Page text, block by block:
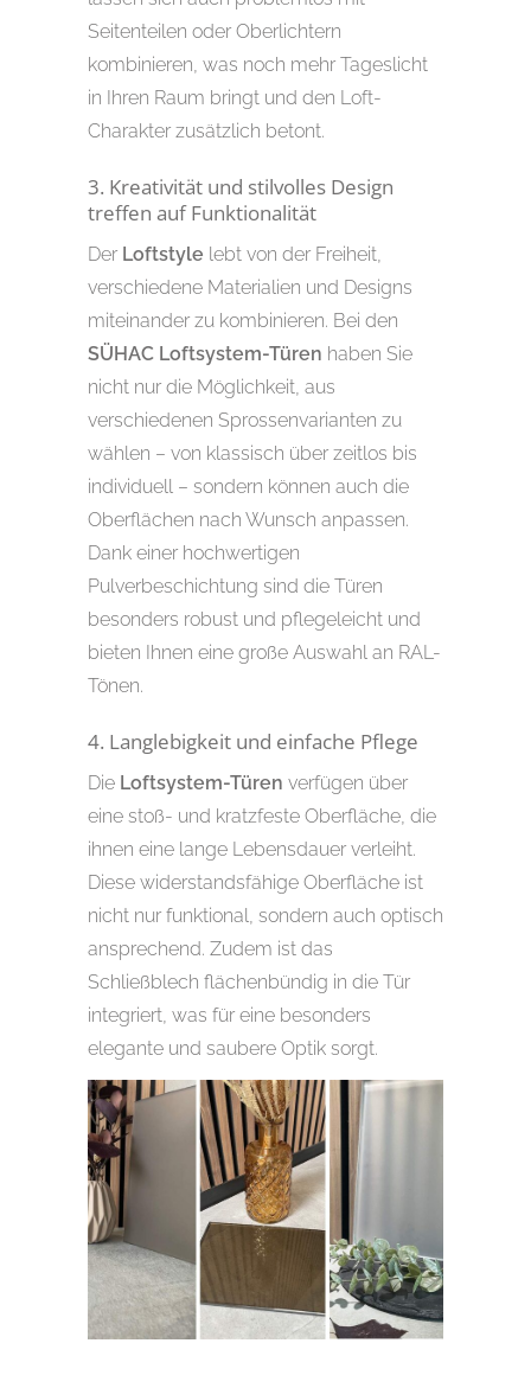
Seitenteilen oder Oberlichtern
kombinieren, was noch mehr Tageslicht
in Ihren Raum bringt und den Loft-
Charakter zusätzlich betont.
3. Kreativität und stilvolles Design
treffen auf Funktionalität
Der Loftstyle lebt von der Freiheit,
verschiedene Materialien und Designs
miteinander zu kombinieren. Bei den
SÜHAC Loftsystem-Türen haben Sie
nicht nur die Möglichkeit, aus
verschiedenen Sprossenvarianten zu
wählen – von klassisch über zeitlos bis
individuell – sondern können auch die
Oberflächen nach Wunsch anpassen.
Dank einer hochwertigen
Pulverbeschichtung sind die Türen
besonders robust und pflegeleicht und
bieten Ihnen eine große Auswahl an RAL-
Tönen.
4. Langlebigkeit und einfache Pflege
Die Loftsystem-Türen verfügen über
eine stoß- und kratzfeste Oberfläche, die
ihnen eine lange Lebensdauer verleiht.
Diese widerstandsfähige Oberfläche ist
nicht nur funktional, sondern auch optisch
ansprechend. Zudem ist das
Schließblech flächenbündig in die Tür
integriert, was für eine besonders
elegante und saubere Optik sorgt.